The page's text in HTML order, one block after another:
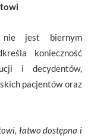
nie jest biernym
konieczność
i decydentów,
pacjentów oraz
łatwo dostępna i